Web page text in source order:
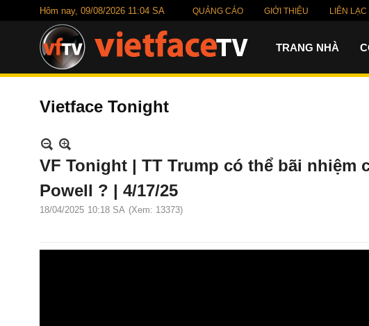
Hôm nay, 09/08/2026 11:04 SA QUẢNG CÁO GIỚI THIỆU LIÊN LẠC
TRANG NHÀ
Vietface Tonight
VF Tonight | TT Trump có thể bãi nhiệm
Powell ? | 4/17/25
18/04/2025 10:18 SA (Xem: 13373)